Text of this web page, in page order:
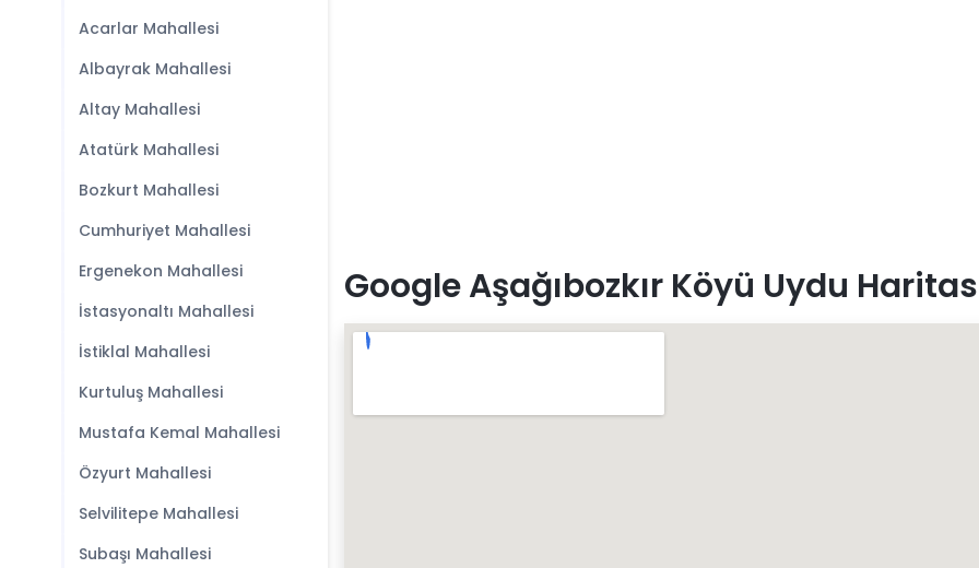
Acarlar Mahallesi
Albayrak Mahallesi
Altay Mahallesi
Atatürk Mahallesi
Bozkurt Mahallesi
Cumhuriyet Mahallesi
Ergenekon Mahallesi
İstasyonaltı Mahallesi
İstiklal Mahallesi
Kurtuluş Mahallesi
Mustafa Kemal Mahallesi
Özyurt Mahallesi
Selvilitepe Mahallesi
Subaşı Mahallesi
Google Aşağıbozkır Köyü Uydu